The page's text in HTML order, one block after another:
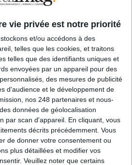
vie privée est notre priorité
stockons et/ou accédons à des
telles que les cookies, et traitons
telles que des identifiants uniques et
envoyées par un appareil pour des
des mesures de publicité
d'audience et le développement de
nos 248 partenaires et nous-
données de géolocalisation
par scan d'appareil. En cliquant, vous
décrits précédemment. Vous
de donner votre consentement ou
plus détaillées et modifier vos
Veuillez noter que certains
inscrivez-vouspour publier un commentaire
de Lille confie son récolement et
à AureXus